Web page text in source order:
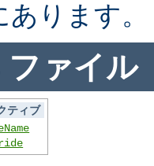
あります。
ァイル
ティブ